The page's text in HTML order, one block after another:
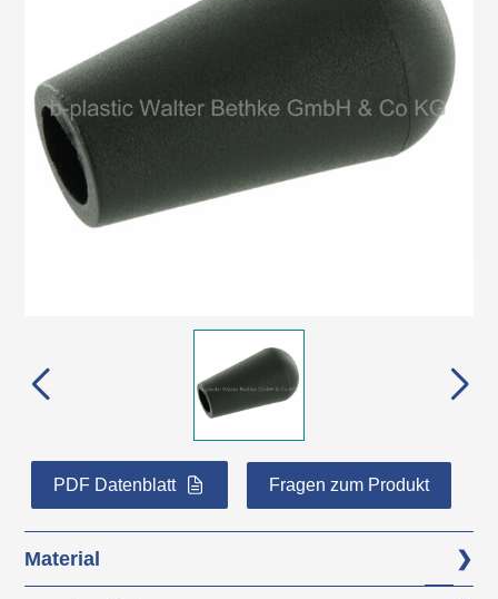
PDF Datenblatt Fragen zum Produkt
Material